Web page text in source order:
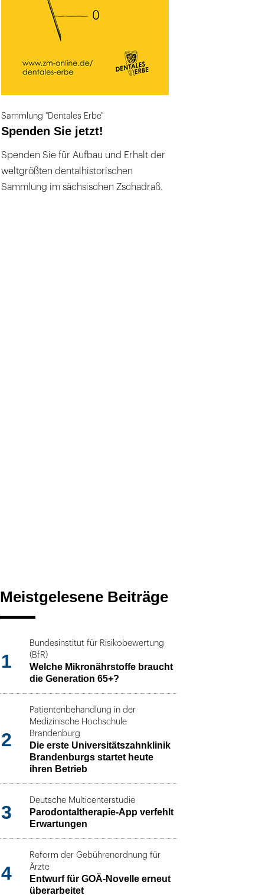
Sammlung "Dentales Erbe"
Spenden Sie jetzt!
Spenden Sie für Aufbau und Erhalt der
weltgrößten dentalhistorischen
Sammlung im sächsischen Zschadraß.
Meistgelesene Beiträge
1
Bundesinstitut für Risikobewertung
(BfR)
Welche Mikronährstoffe braucht
die Generation 65+?
2
Patientenbehandlung in der
Medizinische Hochschule
Brandenburg
Die erste Universitätszahnklinik
Brandenburgs startet heute
ihren Betrieb
3
Deutsche Multicenterstudie
Parodontaltherapie-App verfehlt
Erwartungen
4
Reform der Gebührenordnung für
Ärzte
Entwurf für GOÄ-Novelle erneut
überarbeitet